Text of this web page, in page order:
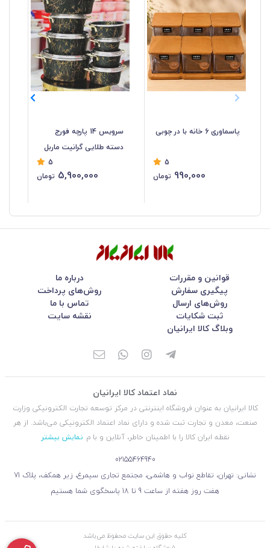
پاسماوری 6 خانه با در چوبی
5
990,000 تومان
سرویس 14 پارچه فورج
دسته طلایی گرانیت ماربل
5
5,900,000 تومان
قوانین و مقررات
درباره ما
پیگیری سفارش
روش‌های پرداخت
روش‌های ارسال
تماس با ما
ثبت شکایات
نقشه سایت
وبلاگ کالا ایرانیان
نماد اعتماد کالا ایرانیان
کالا ایرانیان به عنوان فروشگاه اینترنتی در مركز توسعه تجارت الكترونیكی وزارت
صنعت، معدن و تجارت ثبت شده و دارای نماد اعتماد الكترونیكی می‌باشد. از هر
نقطه ایران کالا را با اطمینان خاطر، آنلاین و با م نمایش بیشتر
02155464940
نشانی: تهران، تقاطع نواب و هاشمی، مجتمع تجاری سیمرغ، زیر همکف، پلاک 71
هفت روز هفته از ساعت 9 تا 18 پاسخگوی شما هستیم
کليه حقوق اين سايت محفوظ می‌باشد